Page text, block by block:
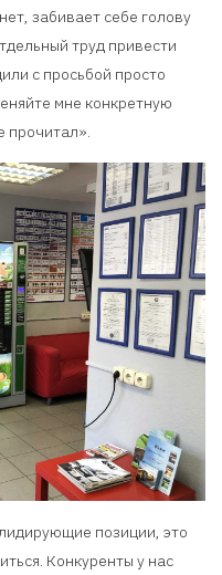
забивает себе голову
труд привести
с просьбой просто
мне конкретную
прочитал».
позиции, это
Конкуренты у нас